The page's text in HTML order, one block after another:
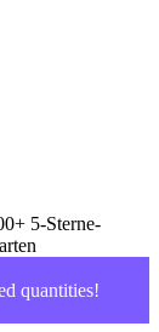
5-Sterne-
quantities!